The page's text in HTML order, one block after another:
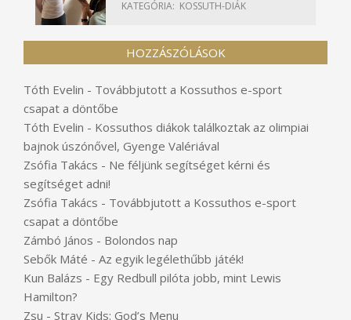
KATEGÓRIA: KOSSUTH-DIÁK
HOZZÁSZÓLÁSOK
Tóth Evelin - Továbbjutott a Kossuthos e-sport
csapat a döntőbe
Tóth Evelin - Kossuthos diákok találkoztak az olimpiai
bajnok úszónővel, Gyenge Valériával
Zsófia Takács - Ne féljünk segítséget kérni és
segítséget adni!
Zsófia Takács - Továbbjutott a Kossuthos e-sport
csapat a döntőbe
Zámbó János - Bolondos nap
Sebők Máté - Az egyik legélethűbb játék!
Kun Balázs - Egy Redbull pilóta jobb, mint Lewis
Hamilton?
Zsu - Stray Kids: God’s Menu